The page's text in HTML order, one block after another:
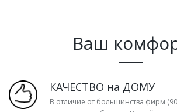
Ваш
КАЧЕСТВО на ДОМУ
В отличие от большинства фирм